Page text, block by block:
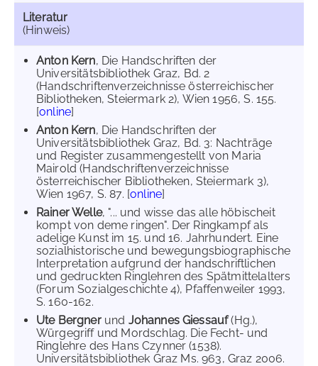
Literatur
(Hinweis)
Anton Kern, Die Handschriften der
Universitätsbibliothek Graz, Bd. 2
(Handschriftenverzeichnisse österreichischer
Bibliotheken, Steiermark 2), Wien 1956, S. 155.
[online]
Anton Kern, Die Handschriften der
Universitätsbibliothek Graz, Bd. 3: Nachträge
und Register zusammengestellt von Maria
Mairold (Handschriftenverzeichnisse
österreichischer Bibliotheken, Steiermark 3),
Wien 1967, S. 87. [online]
Rainer Welle, "... und wisse das alle höbischeit
kompt von deme ringen". Der Ringkampf als
adelige Kunst im 15. und 16. Jahrhundert. Eine
sozialhistorische und bewegungsbiographische
Interpretation aufgrund der handschriftlichen
und gedruckten Ringlehren des Spätmittelalters
(Forum Sozialgeschichte 4), Pfaffenweiler 1993,
S. 160-162.
Ute Bergnerund Johannes Giessauf(Hg.),
Würgegriff und Mordschlag. Die Fecht- und
Ringlehre des Hans Czynner (1538).
Universitätsbibliothek Graz Ms. 963, Graz 2006.